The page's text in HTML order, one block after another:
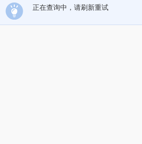
正在查询中，请刷新重试